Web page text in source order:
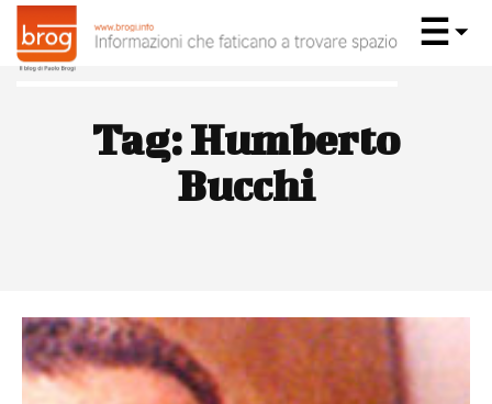
Tag:Humberto
Bucchi